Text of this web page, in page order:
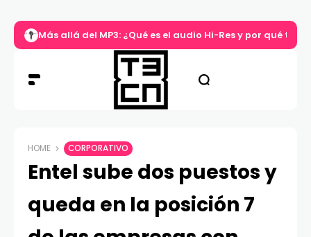
Más allá del MP3: ¿Qué es el audio Hi-Res y por qué tu
HOME CORPORATIVO
Entel sube dos puestos y
queda en la posición 7